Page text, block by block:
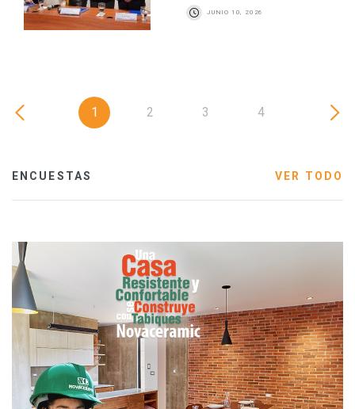
JUNIO 10, 2026
1 2 3 4
ENCUESTAS VER TODO